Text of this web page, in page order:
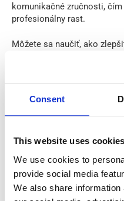
Consent
This website uses cookies
We use cookies to
provide social media
We also share
komunikačné zručnosti,
profesionálny rast.
Môžete sa naučiť, ako
partnerom pre rozhovor po
lepšie pochopiť, čo niekto